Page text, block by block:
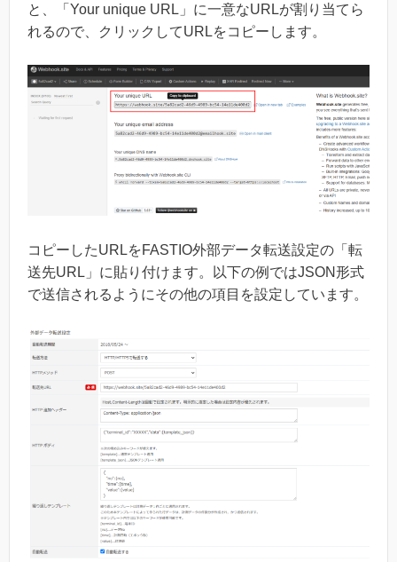
と、「Your unique URL」に一意なURLが割り当てら
れるので、クリックしてURLをコピーします。
コピーしたURLをFASTIO外部データ転送設定の「転
送先URL」に貼り付けます。以下の例ではJSON形式
で送信されるようにその他の項目を設定しています。